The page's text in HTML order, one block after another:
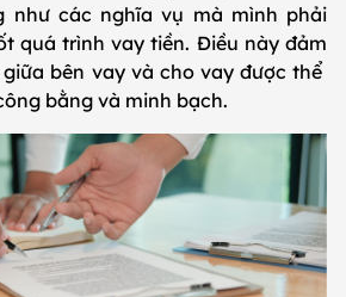
như các nghĩa vụ mà mình phải
quá trình vay tiền. Điều này đảm
bên vay và cho vay được thể
bằng và minh bạch.